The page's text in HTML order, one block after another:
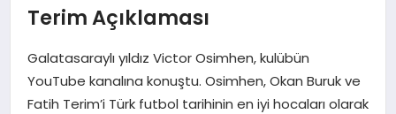
SANAT
Terim Açıklaması
Galatasaraylı yıldız Victor Osimhen, kulübün
YouTube kanalına konuştu. Osimhen, Okan Buruk ve
Fatih Terim’i Türk futbol tarihinin en iyi hocaları olarak